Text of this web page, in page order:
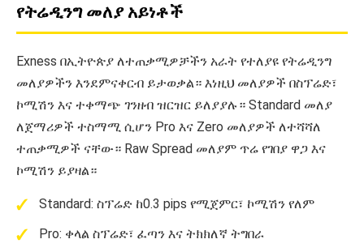
የትሬዲንግ መለያ አይነቶች
Exness በኢትዮጵያ ለተጠቃሚዎቻችን አራት የተለያዩ የትሬዲንግ
መለያዎችን እንደምናቀርብ ይታወቃል። እነዚህ መለያዎች በስፕሬድ፣
ኮሚሽን እና ተቀማጭ ገንዘብ ዝርዝር ይለያያሉ። Standard መለያ
ለጀማሪዎች ተስማሚ ሲሆን Pro እና Zero መለያዎች ለተሻሻለ
ተጠቃሚዎች ናቸው። Raw Spread መለያም ጥሬ የገበያ ዋጋ እና
ኮሚሽን ይያዛል።
Standard: ስፕሬድ ከ0.3 pips የሚጀምር፣ ኮሚሽን የለም
Pro: ቀላል ስፕሬድ፣ ፈጣን እና ትክክለኛ ትግበራ